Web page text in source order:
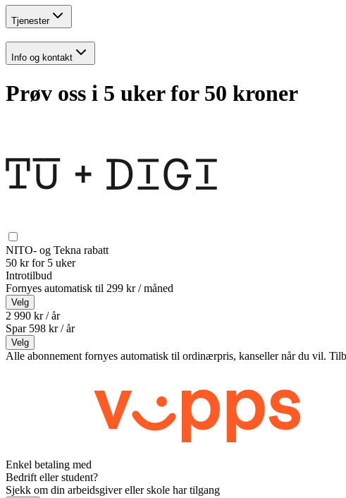
Tjenester
Info og kontakt
Prøv oss i 5 uker for 50 kroner
NITO- og Tekna rabatt
50 kr for 5 uker
Introtilbud
Fornyes automatisk til 299 kr / måned
Velg
2 990 kr / år
Spar 598 kr /år
Velg
Alle abonnement fornyes automatisk til ordinærpris, kanseller når du vil.
Enkel betaling med
Bedrift eller student?
Sjekk om din arbeidsgiver eller skole har tilgang